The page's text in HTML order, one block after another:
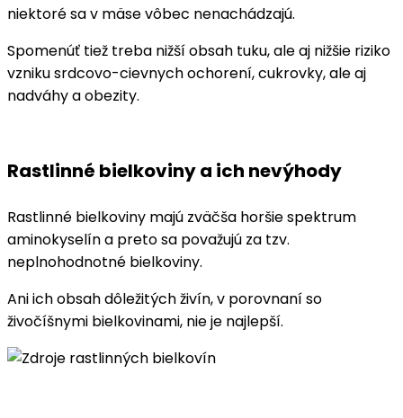
niektoré sa v mäse vôbec nenachádzajú.
Spomenúť tiež treba nižší obsah tuku, ale aj nižšie riziko
vzniku srdcovo-cievnych ochorení, cukrovky, ale aj
nadváhy a obezity.
Rastlinné bielkoviny a ich nevýhody
Rastlinné bielkoviny majú zväčša horšie spektrum
aminokyselín a preto sa považujú za tzv.
neplnohodnotné bielkoviny.
Ani ich obsah dôležitých živín, v porovnaní so
živočíšnymi bielkovinami, nie je najlepší.